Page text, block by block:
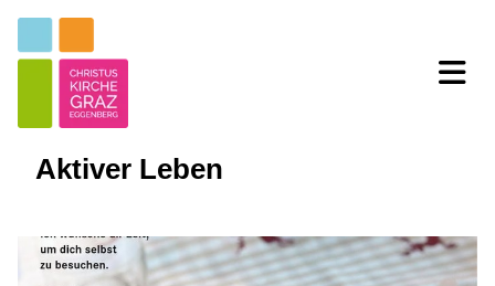
Aktiver Leben